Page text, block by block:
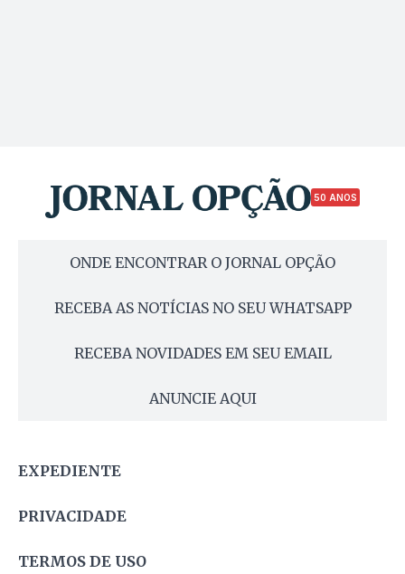
50 ANOS
ONDE ENCONTRAR O JORNAL OPÇÃO
RECEBA AS NOTÍCIAS NO SEU WHATSAPP
RECEBA NOVIDADES EM SEU EMAIL
ANUNCIE AQUI
EXPEDIENTE
PRIVACIDADE
TERMOS DE USO